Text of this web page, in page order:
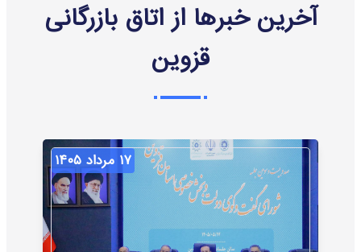
آخرین خبرها از اتاق بازرگانی
قزوین
۱۷ مرداد ۱۴۰۵